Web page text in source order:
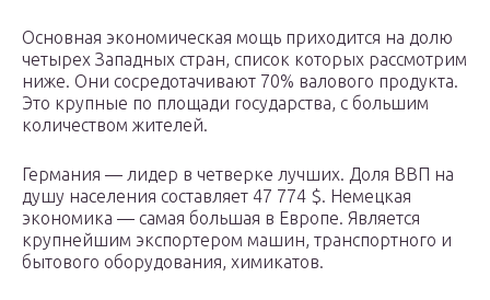
Основная экономическая мощь приходится на долю
четырех Западных стран, список которых рассмотрим
ниже. Они сосредотачивают 70% валового продукта.
Это крупные по площади государства, с большим
количеством жителей.
Германия — лидер в четверке лучших. Доля ВВП на
душу населения составляет 47 774 $. Немецкая
экономика — самая большая в Европе. Является
крупнейшим экспортером машин, транспортного и
бытового оборудования, химикатов.